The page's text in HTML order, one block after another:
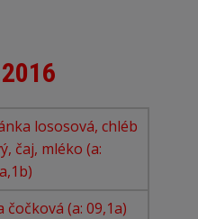
lososová, chléb
čaj, mléko (a:
čočková (a: 09,1a)